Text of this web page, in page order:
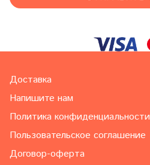
Доставка
Напишите нам
Политика конфиденциальности
Пользовательское соглашение
Договор-оферта